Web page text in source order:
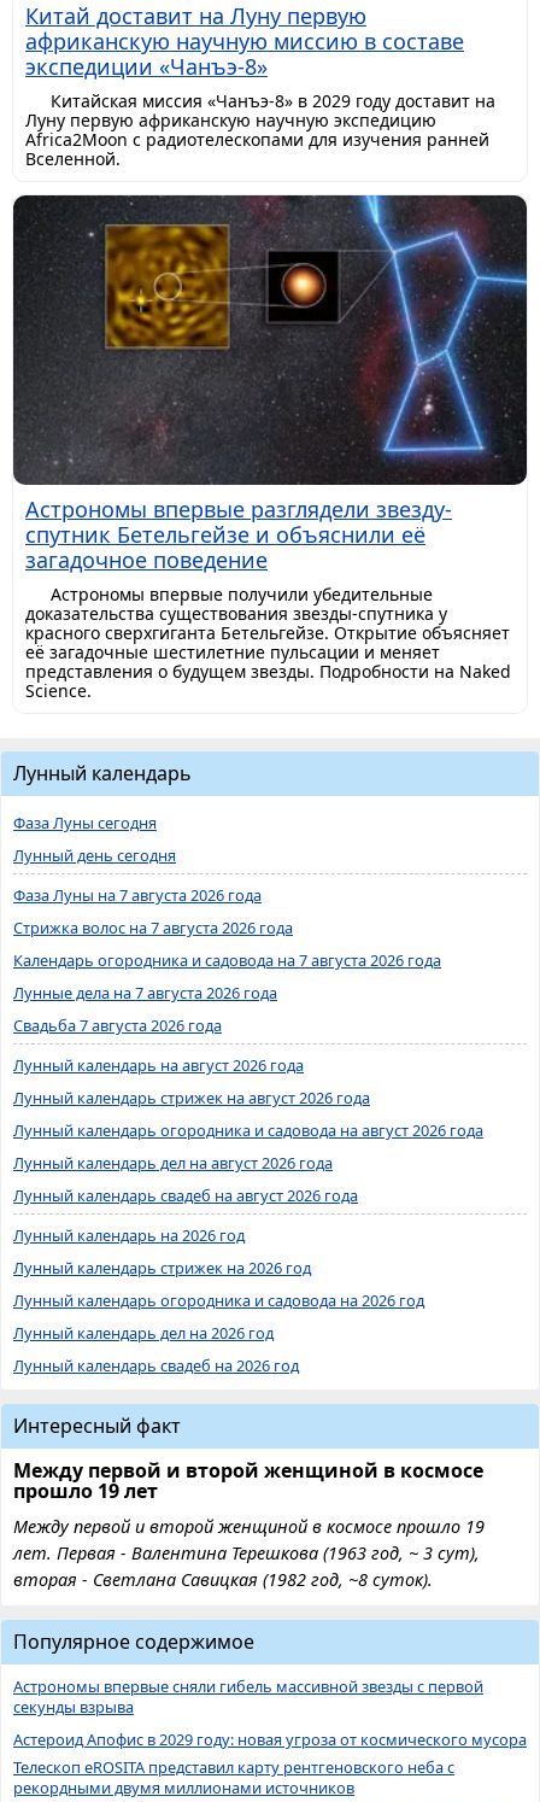
Китай доставит на Луну первую
африканскую научную миссию в составе
экспедиции «Чанъэ-8»
Китайская миссия «Чанъэ-8» в 2029 году доставит на
Луну первую африканскую научную экспедицию
Africa2Moon с радиотелескопами для изучения ранней
Вселенной.
Астрономы впервые разглядели звезду-
спутник Бетельгейзе и объяснили её
загадочное поведение
Астрономы впервые получили убедительные
доказательства существования звезды-спутника у
красного сверхгиганта Бетельгейзе. Открытие объясняет
её загадочные шестилетние пульсации и меняет
представления о будущем звезды. Подробности на Naked
Science.
Лунный календарь
Фаза Луны сегодня
Лунный день сегодня
Фаза Луны на 7 августа 2026 года
Стрижка волос на 7 августа 2026 года
Календарь огородника и садовода на 7 августа 2026 года
Лунные дела на 7 августа 2026 года
Свадьба 7 августа 2026 года
Лунный календарь на август 2026 года
Лунный календарь стрижек на август 2026 года
Лунный календарь огородника и садовода на август 2026 года
Лунный календарь дел на август 2026 года
Лунный календарь свадеб на август 2026 года
Лунный календарь на 2026 год
Лунный календарь стрижек на 2026 год
Лунный календарь огородника и садовода на 2026 год
Лунный календарь дел на 2026 год
Лунный календарь свадеб на 2026 год
Интересный факт
Между первой и второй женщиной в космосе
прошло 19 лет
Между первой и второй женщиной в космосе прошло 19
лет. Первая - Валентина Терешкова (1963 год, ~ 3 сут),
вторая - Светлана Савицкая (1982 год, ~8 суток).
Популярное содержимое
Астрономы впервые сняли гибель массивной звезды с первой
секунды взрыва
Астероид Апофис в 2029 году: новая угроза от космического мусора
Телескоп eROSITA представил карту рентгеновского неба с
рекордными двумя миллионами источников